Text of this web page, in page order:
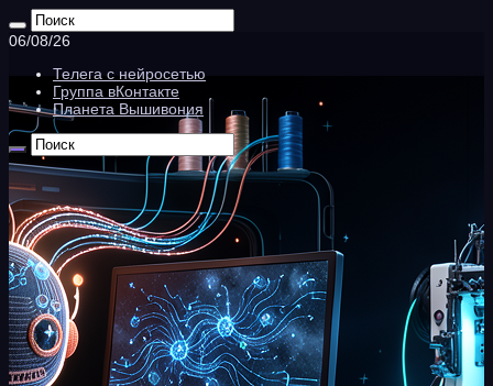
06/08/26
Телега с нейросетью
Группа вКонтакте
Планета Вышивония